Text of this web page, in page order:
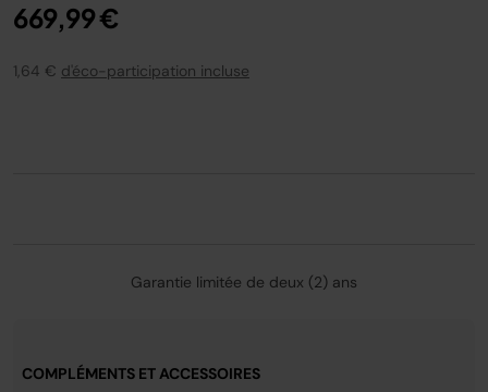
669,99 €
1,64 € d'éco-participation incluse
Garantie limitée de deux (2) ans
COMPLÉMENTS ET ACCESSOIRES